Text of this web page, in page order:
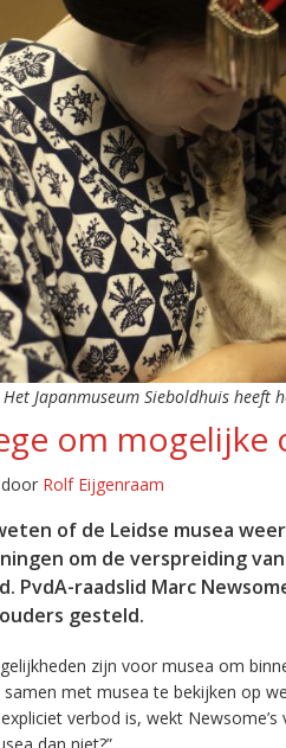
Het Japanmuseum Sieboldhuis heeft
om
Rolf Eijgenraam
of de Leidse musea
om de verspreiding
PvdA-raadslid Marc
gesteld.
zijn voor musea om
met musea te bekijken op
verbod is, wekt